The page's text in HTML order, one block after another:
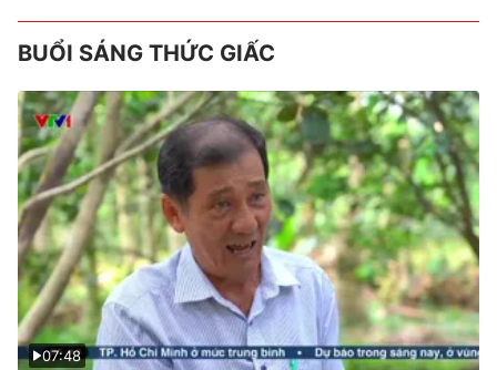
BUỔI SÁNG THỨC GIẤC
07:48